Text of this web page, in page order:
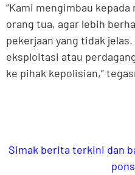
“Kami mengimbau
orang tua, agar lebih
pekerjaan yang tidak
eksploitasi atau
ke pihak kepolisian,”
Simak berita terkini dan